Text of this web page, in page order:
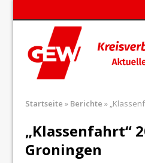
Startseite » Berichte »
„Klassenfahrt“
Groningen